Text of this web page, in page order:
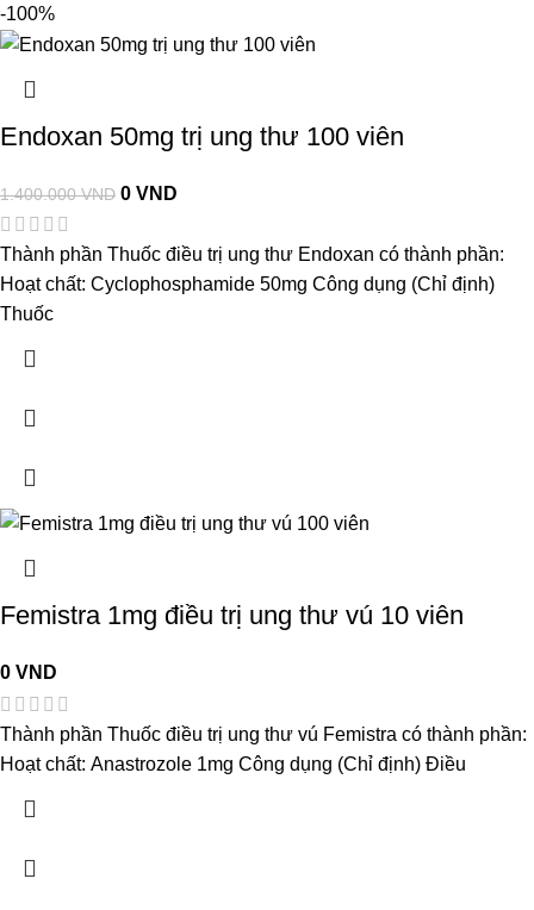
-100%
Endoxan 50mg trị ung thư 100 viên
1.400.000VND 0VND
Thành phần Thuốc điều trị ung thư Endoxan có thành phần:
Hoạt chất: Cyclophosphamide 50mg Công dụng (Chỉ định)
Thuốc
Femistra 1mg điều trị ung thư vú 10 viên
0VND
Thành phần Thuốc điều trị ung thư vú Femistra có thành phần:
Hoạt chất: Anastrozole 1mg Công dụng (Chỉ định) Điều